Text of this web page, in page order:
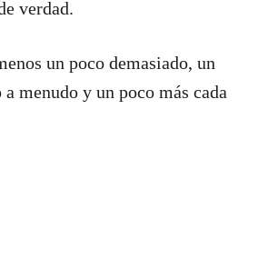
verdad.
un poco demasiado, un
menudo y un poco más cada